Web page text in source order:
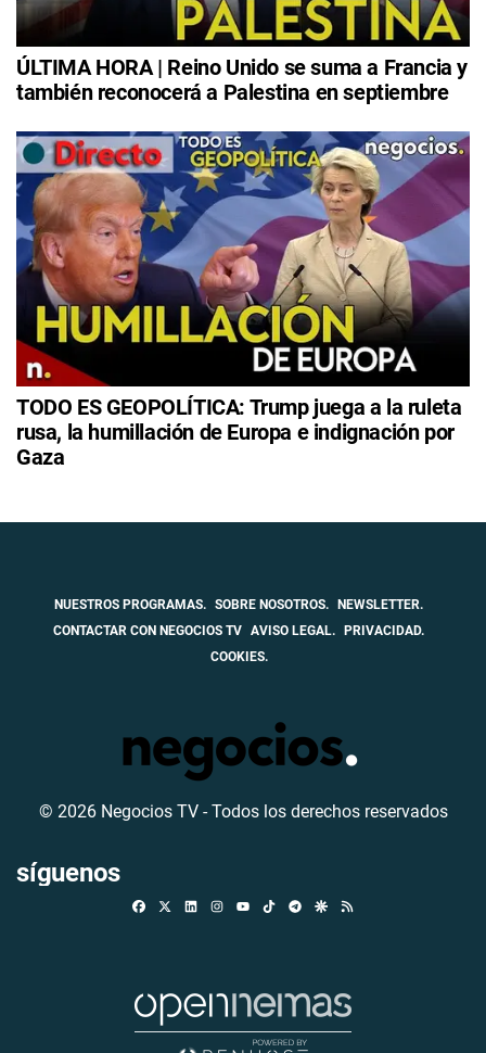
ÚLTIMA HORA | Reino Unido se suma a Francia y
también reconocerá a Palestina en septiembre
TODO ES GEOPOLÍTICA: Trump juega a la ruleta
rusa, la humillación de Europa e indignación por
Gaza
NUESTROS PROGRAMAS. SOBRE NOSOTROS. NEWSLETTER.
CONTACTAR CON NEGOCIOS TV AVISO LEGAL. PRIVACIDAD.
COOKIES.
© 2026 Negocios TV - Todos los derechos reservados
síguenos
FacebookLinkedinInstagramTikTokTelegramGoogle Discover